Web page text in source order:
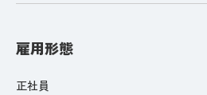
雇用形態
正社員